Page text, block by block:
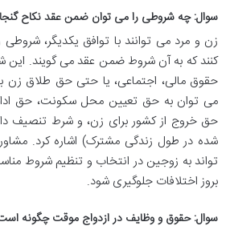
سوال: چه شروطی را می توان ضمن عقد نکاح
زن و مرد می توانند با توافق یکدیگر، شروطی
کنند که به آن شروط ضمن عقد می گویند. این
حقوق مالی، اجتماعی، یا حتی حق طلاق زن
می توان به حق تعیین محل سکونت، حق
حق خروج از کشور برای زن، و شرط تنصیف
شده در طول زندگی مشترک) اشاره کرد.
تواند به زوجین در انتخاب و تنظیم شروط
بروز اختلافات جلوگیری شود.
سوال: حقوق و وظایف در ازدواج موقت چگونه